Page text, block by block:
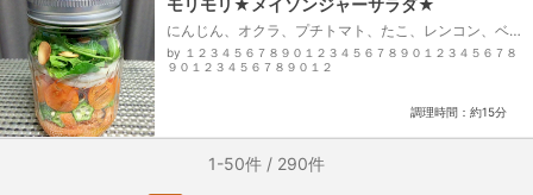
モリモリ★メイソンジャーサラダ★
にんじん、オクラ、プチトマト、たこ、レンコン、ベ
ビーリーフ、スライスアーモンド、塩、胡椒、酢、チ
リパウダー、●ドレッシング●、オリーブオイル、塩、
by １２３４５６７８９０１２３４５６７８９０１２３４５６７８
９０１２３４５６７８９０１２
調理時間：約15分
1-50件 / 290件